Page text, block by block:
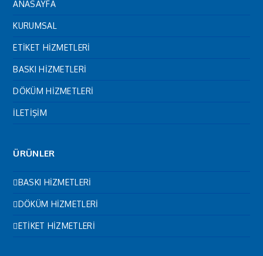
ANASAYFA
KURUMSAL
ETİKET HİZMETLERİ
BASKI HİZMETLERİ
DÖKÜM HİZMETLERİ
İLETİŞİM
ÜRÜNLER
BASKI HİZMETLERİ
DÖKÜM HİZMETLERİ
ETİKET HİZMETLERİ